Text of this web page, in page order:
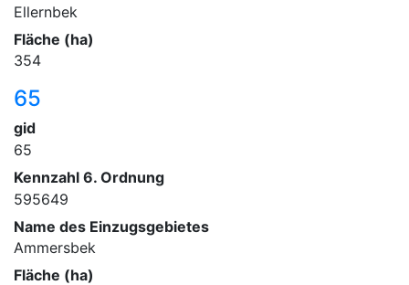
Ellernbek
Fläche (ha)
354
65
gid
65
Kennzahl 6. Ordnung
595649
Name des Einzugsgebietes
Ammersbek
Fläche (ha)